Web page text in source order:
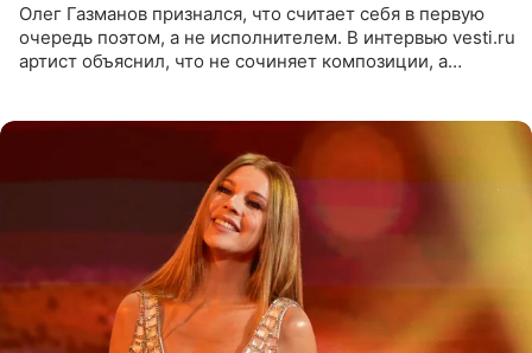
Олег Газманов признался, что считает себя в первую
очередь поэтом, а не исполнителем. В интервью vesti.ru
артист объяснил, что не сочиняет композиции, а